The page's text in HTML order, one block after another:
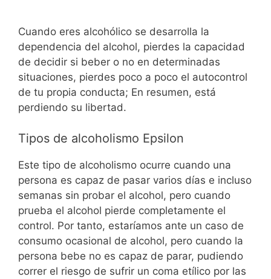
Cuando eres alcohólico se desarrolla la
dependencia del alcohol, pierdes la capacidad
de decidir si beber o no en determinadas
situaciones, pierdes poco a poco el autocontrol
de tu propia conducta; En resumen, está
perdiendo su libertad.
Tipos de alcoholismo Epsilon
Este tipo de alcoholismo ocurre cuando una
persona es capaz de pasar varios días e incluso
semanas sin probar el alcohol, pero cuando
prueba el alcohol pierde completamente el
control. Por tanto, estaríamos ante un caso de
consumo ocasional de alcohol, pero cuando la
persona bebe no es capaz de parar, pudiendo
correr el riesgo de sufrir un coma etílico por las